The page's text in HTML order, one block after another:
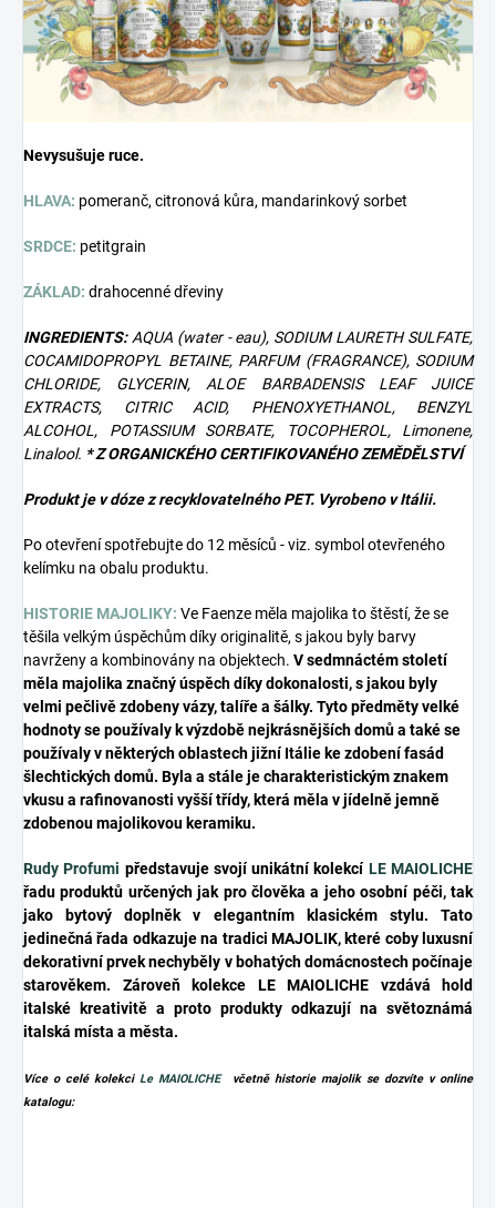
Nevysušuje ruce.
HLAVA: pomeranč, citronová kůra, mandarinkový sorbet
SRDCE: petitgrain
ZÁKLAD: drahocenné dřeviny
INGREDIENTS: AQUA (water - eau), SODIUM LAURETH SULFATE,
COCAMIDOPROPYL BETAINE, PARFUM (FRAGRANCE), SODIUM
CHLORIDE, GLYCERIN, ALOE BARBADENSIS LEAF JUICE
EXTRACTS, CITRIC ACID, PHENOXYETHANOL, BENZYL
ALCOHOL, POTASSIUM SORBATE, TOCOPHEROL, Limonene,
Linalool. * Z ORGANICKÉHO CERTIFIKOVANÉHO ZEMĚDĚLSTVÍ
Produkt je v dóze z recyklovatelného PET. Vyrobeno v Itálii.
Po otevření spotřebujte do 12 měsíců - viz. symbol otevřeného
kelímku na obalu produktu.
HISTORIE MAJOLIKY: Ve Faenze měla majolika to štěstí, že se
těšila velkým úspěchům díky originalitě, s jakou byly barvy
navrženy a kombinovány na objektech. V sedmnáctém století
měla majolika značný úspěch díky dokonalosti, s jakou byly
velmi pečlivě zdobeny vázy, talíře a šálky. Tyto předměty velké
hodnoty se používaly k výzdobě nejkrásnějších domů a také se
používaly v některých oblastech jižní Itálie ke zdobení fasád
šlechtických domů. Byla a stále je charakteristickým znakem
vkusu a rafinovanosti vyšší třídy, která měla v jídelně jemně
zdobenou majolikovou keramiku.
Rudy Profumi představuje svojí unikátní kolekcí LE MAIOLICHE
řadu produktů určených jak pro člověka a jeho osobní péči, tak
jako bytový doplněk v elegantním klasickém stylu. Tato
jedinečná řada odkazuje na tradici MAJOLIK, které coby luxusní
dekorativní prvek nechyběly v bohatých domácnostech počínaje
starověkem. Zároveň kolekce LE MAIOLICHE vzdává hold
italské kreativitě a proto produkty odkazují na světoznámá
italská místa a města.
Více o celé kolekciLe MAIOLICHE
včetně historie majolik se dozvíte v online
katalogu: